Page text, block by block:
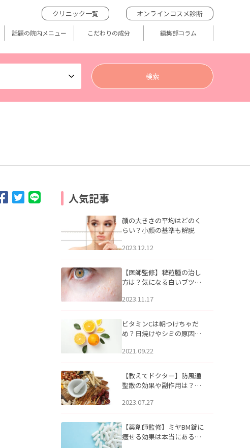
クリニック一覧 オンラインコスメ診断
話題の院内メニュー こだわりの成分 編集部コラム
人気記事
顔の大きさの平均はどのく
らい？小顔の基準も解説
2023.12.12
【医師監修】稗粒腫の治し
方は？気になる白いブツブ
アについて
2023.11.17
ビタミンCは朝つけちゃだ
め？日焼けやシミの原因に
2021.09.22
【教えてドクター】防風通
聖散の効果や副作用は？長
2023.07.27
【薬剤師監修】ミヤBM錠に
痩せる効果は本当にある